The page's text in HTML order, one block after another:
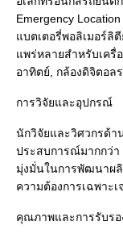
Emergency
แบตเตอรี่พอลิเมอร์ลิ
แพร่หลายสําหรับเครื่
อาทิตย์, กล้องดิจิตอล
การวิจัยและอุปกรณ์
นักวิจัยและวิศวกรด้า
ประสบการณ์มากกว่า
มุ่งมั่นในการพัฒนาผ
ความต้องการเฉพาะเ
คุณภาพและการรับรอ